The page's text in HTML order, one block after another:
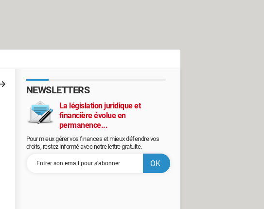
NEWSLETTERS
La législation juridique et
financière évolue en
permanence...
Pour mieux gérer vos finances et mieux défendre vos
droits, restez informé avec notre lettre gratuite.